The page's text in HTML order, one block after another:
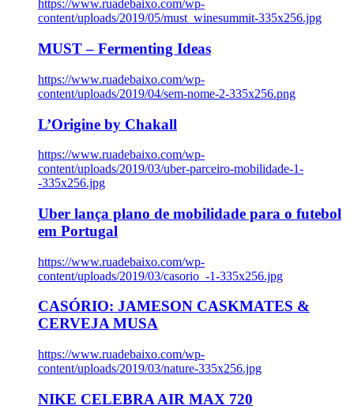
https://www.ruadebaixo.com/wp-
content/uploads/2019/05/must_winesummit-335x256.jpg
MUST – Fermenting Ideas
https://www.ruadebaixo.com/wp-
content/uploads/2019/04/sem-nome-2-335x256.png
L’Origine by Chakall
https://www.ruadebaixo.com/wp-
content/uploads/2019/03/uber-parceiro-mobilidade-1-
-335x256.jpg
Uber lança plano de mobilidade para o futebol
em Portugal
https://www.ruadebaixo.com/wp-
content/uploads/2019/03/casorio_-1-335x256.jpg
CASÓRIO: JAMESON CASKMATES &
CERVEJA MUSA
https://www.ruadebaixo.com/wp-
content/uploads/2019/03/nature-335x256.jpg
NIKE CELEBRA AIR MAX 720